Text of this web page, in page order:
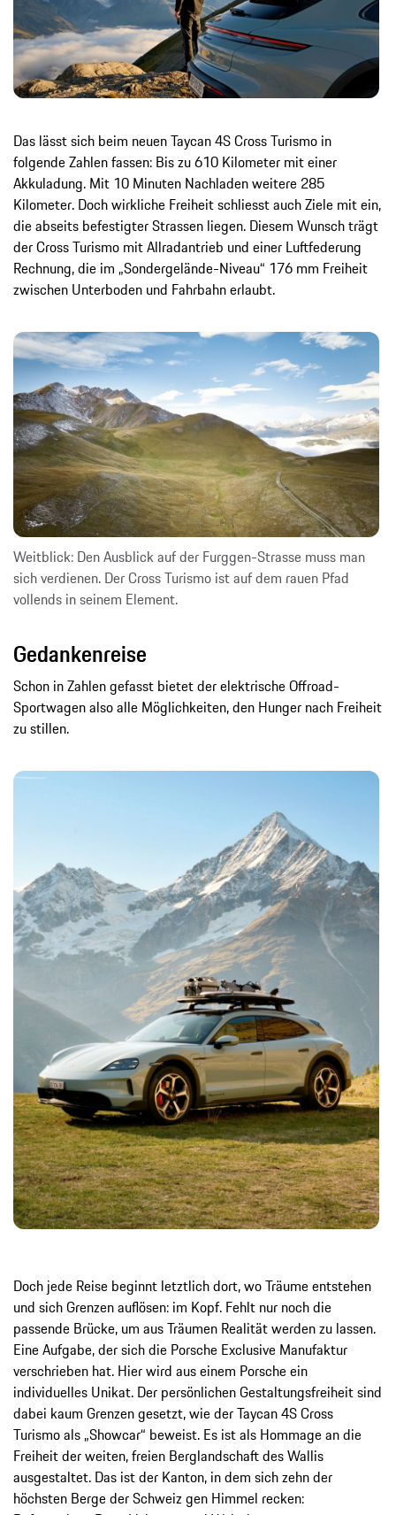
Das lässt sich beim neuen Taycan 4S Cross Turismo in
folgende Zahlen fassen: Bis zu 610 Kilometer mit einer
Akkuladung. Mit 10 Minuten Nachladen weitere 285
Kilometer. Doch wirkliche Freiheit schliesst auch Ziele mit ein,
die abseits befestigter Strassen liegen. Diesem Wunsch trägt
der Cross Turismo mit Allradantrieb und einer Luftfederung
Rechnung, die im „Sondergelände-Niveau“ 176 mm Freiheit
zwischen Unterboden und Fahrbahn erlaubt.
Weitblick: Den Ausblick auf der Furggen-Strasse muss man
sich verdienen. Der Cross Turismo ist auf dem rauen Pfad
vollends in seinem Element.
Gedankenreise
Schon in Zahlen gefasst bietet der elektrische Offroad-
Sportwagen also alle Möglichkeiten, den Hunger nach Freiheit
zu stillen.
Doch jede Reise beginnt letztlich dort, wo Träume entstehen
und sich Grenzen auflösen: im Kopf. Fehlt nur noch die
passende Brücke, um aus Träumen Realität werden zu lassen.
Eine Aufgabe, der sich die Porsche Exclusive Manufaktur
verschrieben hat. Hier wird aus einem Porsche ein
individuelles Unikat. Der persönlichen Gestaltungsfreiheit sind
dabei kaum Grenzen gesetzt, wie der Taycan 4S Cross
Turismo als „Showcar“ beweist. Es ist als Hommage an die
Freiheit der weiten, freien Berglandschaft des Wallis
ausgestaltet. Das ist der Kanton, in dem sich zehn der
höchsten Berge der Schweiz gen Himmel recken: